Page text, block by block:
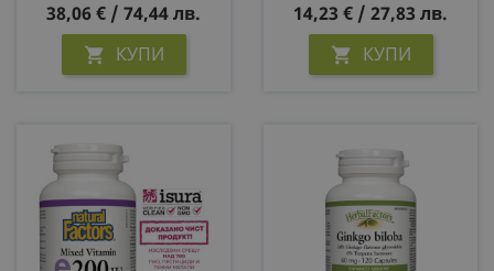
38,06 € / 74,44 лв.
 КУПИ
14,23 € / 27,83 лв.
 КУПИ